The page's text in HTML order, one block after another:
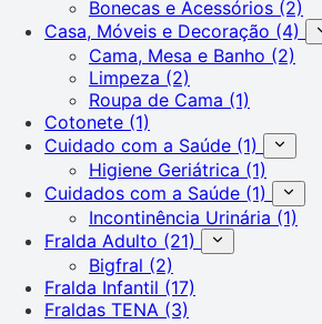
Bonecas e Acessórios (2)
Casa, Móveis e Decoração (4)
Cama, Mesa e Banho (2)
Limpeza (2)
Roupa de Cama (1)
Cotonete (1)
Cuidado com a Saúde (1)
Higiene Geriátrica (1)
Cuidados com a Saúde (1)
Incontinência Urinária (1)
Fralda Adulto (21)
Bigfral (2)
Fralda Infantil (17)
Fraldas TENA (3)